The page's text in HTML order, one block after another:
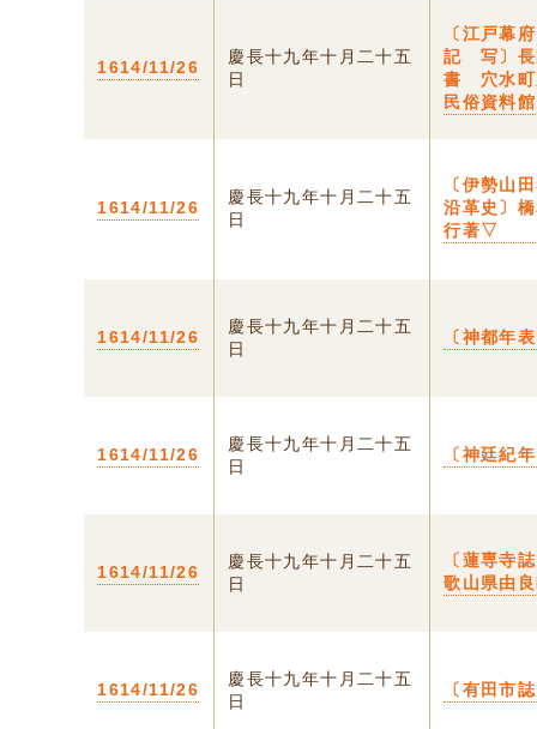
1614/11/26
慶長十九年十月二十五
日
〔江戸幕
記 写〕長
書 穴水町
民俗資料館
1614/11/26
慶長十九年十月二十五
日
〔伊勢山
沿革史〕
行著▽
1614/11/26
慶長十九年十月二十五
日
〔神都年
1614/11/26
慶長十九年十月二十五
日
〔神廷紀
1614/11/26
慶長十九年十月二十五
日
〔蓮専寺
歌山県由
1614/11/26
慶長十九年十月二十五
日
〔有田市